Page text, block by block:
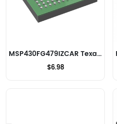
MSP430FG479IZCAR Texas Instruments Microcontrôleurs
$6.98